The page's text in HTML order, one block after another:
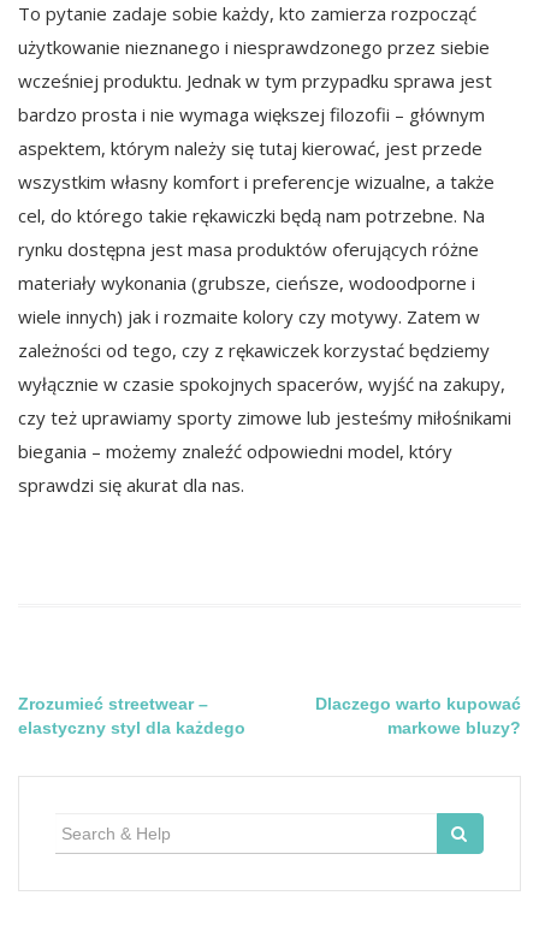
To pytanie zadaje sobie każdy, kto zamierza rozpocząć
użytkowanie nieznanego i niesprawdzonego przez siebie
wcześniej produktu. Jednak w tym przypadku sprawa jest
bardzo prosta i nie wymaga większej filozofii – głównym
aspektem, którym należy się tutaj kierować, jest przede
wszystkim własny komfort i preferencje wizualne, a także
cel, do którego takie rękawiczki będą nam potrzebne. Na
rynku dostępna jest masa produktów oferujących różne
materiały wykonania (grubsze, cieńsze, wodoodporne i
wiele innych) jak i rozmaite kolory czy motywy. Zatem w
zależności od tego, czy z rękawiczek korzystać będziemy
wyłącznie w czasie spokojnych spacerów, wyjść na zakupy,
czy też uprawiamy sporty zimowe lub jesteśmy miłośnikami
biegania – możemy znaleźć odpowiedni model, który
sprawdzi się akurat dla nas.
Nawigacja
wpisu
Zrozumieć streetwear –
elastyczny styl dla każdego
Dlaczego warto kupować
markowe bluzy?
for: